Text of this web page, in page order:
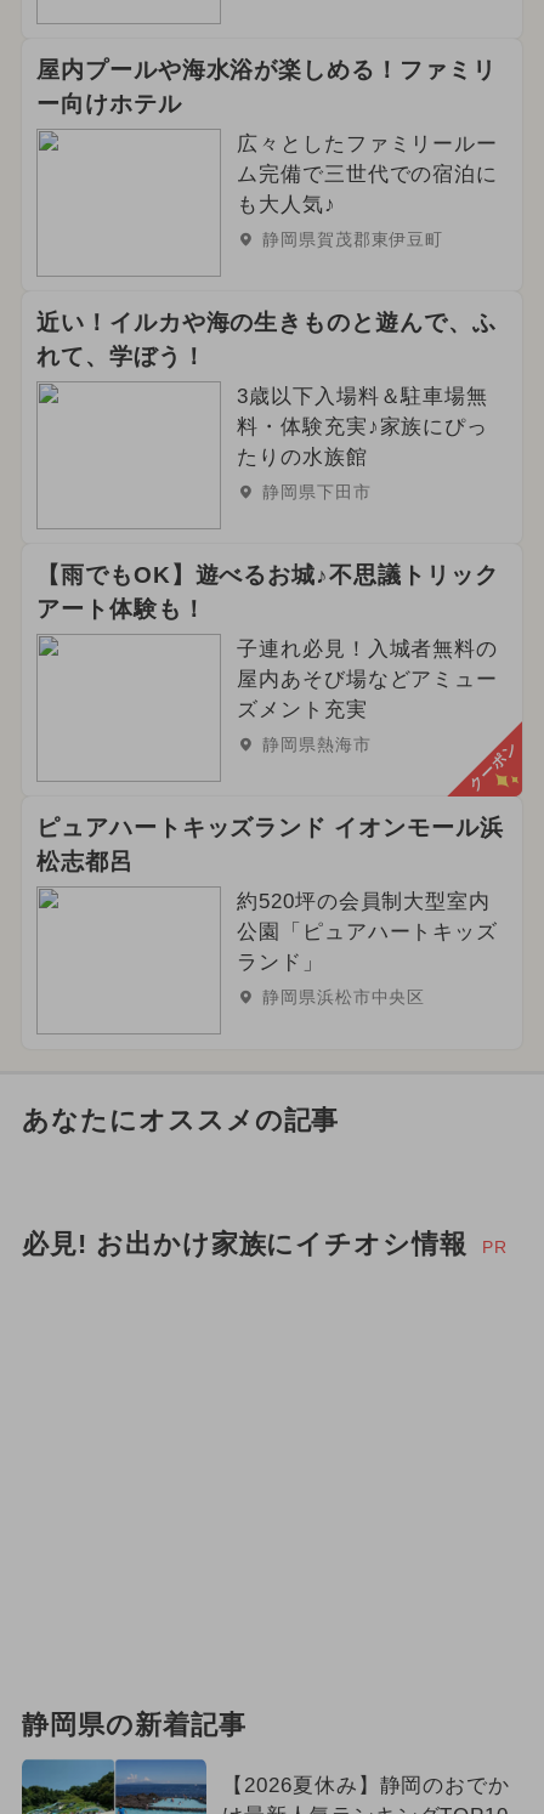
屋内プールや海水浴が楽しめる！ファミリ
ー向けホテル
広々としたファミリールー
ム完備で三世代での宿泊に
も大人気♪
静岡県賀茂郡東伊豆町
近い！イルカや海の生きものと遊んで、ふ
れて、学ぼう！
3歳以下入場料＆駐車場無
料・体験充実♪家族にぴっ
たりの水族館
静岡県下田市
【雨でもOK】遊べるお城♪不思議トリック
アート体験も！
子連れ必見！入城者無料の
屋内あそび場などアミュー
ズメント充実
静岡県熱海市 クーポン
ピュアハートキッズランド イオンモール浜
松志都呂
約520坪の会員制大型室内
公園「ピュアハートキッズ
ランド」
静岡県浜松市中央区
あなたにオススメの記事
必見! お出かけ家族にイチオシ情報 PR
静岡県の新着記事
【2026夏休み】静岡のおでか